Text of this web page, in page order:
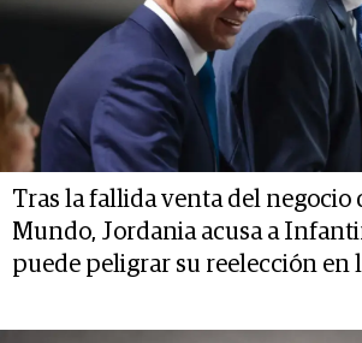
Tras la fallida venta del negocio
Mundo, Jordania acusa a
puede peligrar su reelección en